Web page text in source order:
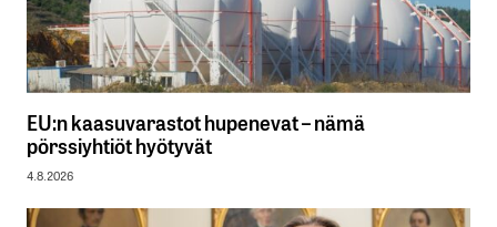
EU:n kaasuvarastot hupenevat – nämä
pörssiyhtiöt hyötyvät
4.8.2026